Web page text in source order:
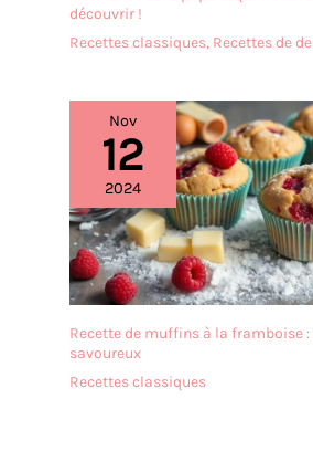
découvrir !
Recettes classiques, Recettes de
Nov
12
2024
Recette de muffins à la framboise
savoureux
Recettes classiques